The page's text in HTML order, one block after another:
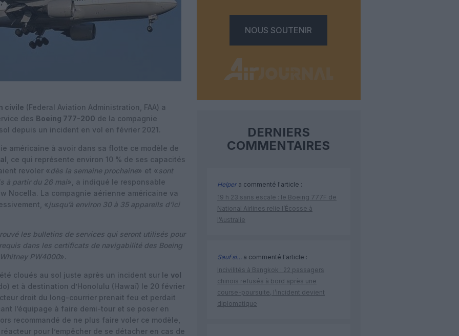
civile (Federal Aviation Administration, FAA) a
des Boeing 777-200 de la compagnie
sol depuis un incident en vol en février 2021.
américaine à avoir dans sa flotte ce modèle de
, ce qui représente environ 10 % de ses capacités
revoler « dès la semaine prochaine» et «sont
à partir du 26 mai», a indiqué le responsable
Nocella. La compagnie aérienne américaine va
« jusqu’à environ 30 à 35 appareils d’ici
les bulletins de services qui seront utilisés pour
dans les certificats de navigabilité des Boeing
PW4000».
cloués au sol juste après un incident sur le vol
et à destination d’Honolulu (Hawaï) le 20 février
droit du long-courrier prenait feu et perdait
l’équipage à faire demi-tour et se poser en
recommandé de ne plus faire voler ce modèle,
pour l’empêcher de se détacher en cas de
NOUS SOUTENIR
DERNIERS
COMMENTAIRES
Helpera commenté l'article :
19 h 23 sans escale : le Boeing 777F de
National Airlines relie l’Écosse à
l’Australie
Sauf si… a commenté l'article :
Incivilités à Bangkok : 22 passagers
chinois refusés à bord après une
course-poursuite, l’incident devient
diplomatique